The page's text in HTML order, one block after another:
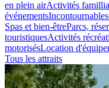
en plein airActivités
événementsIncontournables
Spas et bien-êtreParcs,
touristiquesActivités
motorisésLocation
Tous les attraits